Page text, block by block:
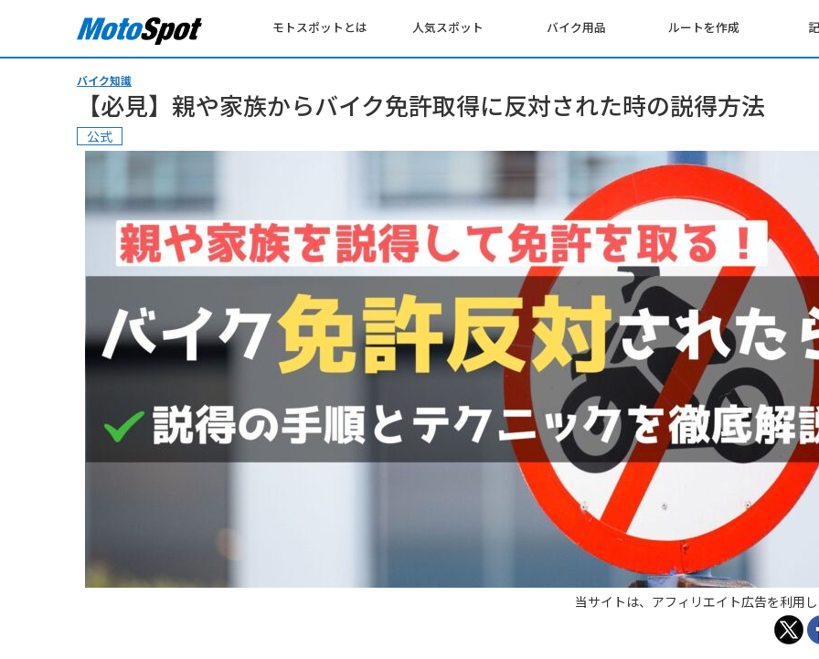
モトスポットとは 人気スポット バイク用品 ルートを作成
バイク知識
【必見】親や家族からバイク免許取得に反対された時の説得方法
公式
当サイトは、アフィリエイト広告を利用